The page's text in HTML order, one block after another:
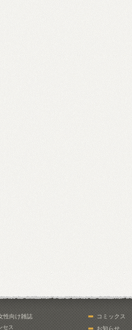
性向け雑誌
セス
コミックス
お知らせ